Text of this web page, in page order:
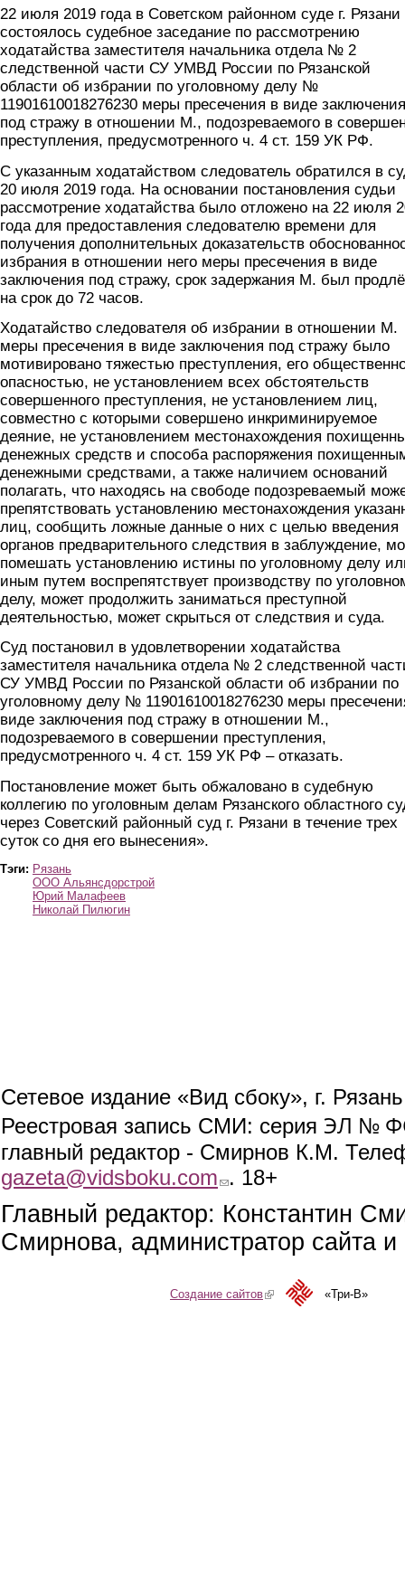
22 июля 2019 года в Советском районном суде г. Рязани
состоялось судебное заседание по рассмотрению
ходатайства заместителя начальника отдела № 2
следственной части СУ УМВД России по Рязанской
области об избрании по уголовному делу №
11901610018276230 меры пресечения в виде заключения
под стражу в отношении М., подозреваемого в
преступления, предусмотренного ч. 4 ст. 159 УК РФ.
С указанным ходатайством следователь обратился в
20 июля 2019 года. На основании постановления судьи
рассмотрение ходатайства было отложено на 22 июля
года для предоставления следователю времени для
получения дополнительных доказательств
избрания в отношении него меры пресечения в виде
заключения под стражу, срок задержания М. был
на срок до 72 часов.
Ходатайство следователя об избрании в отношении М.
меры пресечения в виде заключения под стражу было
мотивировано тяжестью преступления, его
опасностью, не установлением всех обстоятельств
совершенного преступления, не установлением лиц,
совместно с которыми совершено инкриминируемое
деяние, не установлением местонахождения
денежных средств и способа распоряжения
денежными средствами, а также наличием оснований
полагать, что находясь на свободе подозреваемый
препятствовать установлению местонахождения
лиц, сообщить ложные данные о них с целью введения
органов предварительного следствия в заблуждение,
помешать установлению истины по уголовному делу
иным путем воспрепятствует производству по
делу, может продолжить заниматься преступной
деятельностью, может скрыться от следствия и суда.
Суд постановил в удовлетворении ходатайства
заместителя начальника отдела № 2 следственной
СУ УМВД России по Рязанской области об избрании по
уголовному делу № 11901610018276230 меры
виде заключения под стражу в отношении М.,
подозреваемого в совершении преступления,
предусмотренного ч. 4 ст. 159 УК РФ – отказать.
Постановление может быть обжаловано в судебную
коллегию по уголовным делам Рязанского областного
через Советский районный суд г. Рязани в течение трех
суток со дня его вынесения».
Тэги: Рязань
ООО Альянсдорстрой
Юрий Малафеев
Николай Пилюгин
Сетевое издание «Вид сбоку», г.
Реестровая запись СМИ: серия ЭЛ №
главный редактор - Смирнов К.М.
gazeta@vidsboku.com (link sends e-mail)
. 18+
Главный редактор: Константин
Смирнова, администратор сайта
Создание сайтов(link is external)«Три-В»